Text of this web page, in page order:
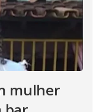
mulher